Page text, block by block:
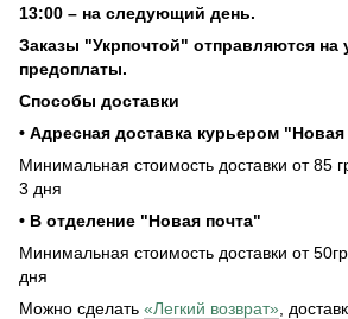
13:00 – на следующий день.
Заказы "Укрпочтой" отправляются на
предоплаты.
Способы доставки
• Адресная доставка курьером "Новая
Минимальная стоимость доставки от 85
3 дня
• В отделение "Новая почта"
Минимальная стоимость доставки от
дня
Можно сделать «Легкий возврат» ,